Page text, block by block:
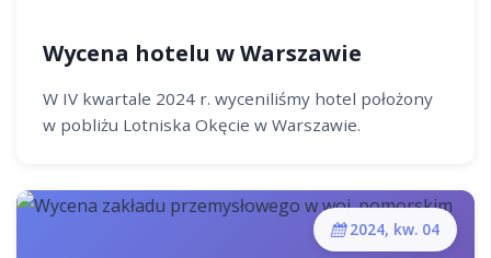
Wycena hotelu w Warszawie
W IV kwartale 2024 r. wyceniliśmy hotel położony
w pobliżu Lotniska Okęcie w Warszawie.
2024, kw. 04